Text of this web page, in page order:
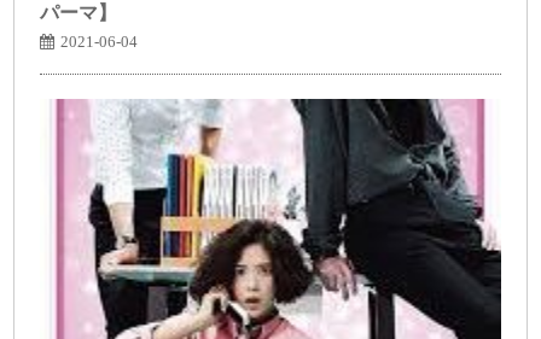
パーマ】
2021-06-04